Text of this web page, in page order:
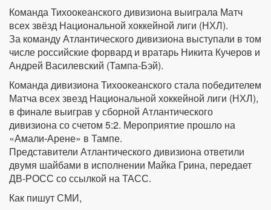
Команда Тихоокеанского дивизиона выиграла Матч
всех звёзд Национальной хоккейной лиги (НХЛ).
За команду Атлантического дивизиона выступали в том
числе российские форвард и вратарь Никита Кучеров и
Андрей Василевский (Тампа-Бэй).
Команда дивизиона Тихоокеанского стала победителем
Матча всех звезд Национальной хоккейной лиги (НХЛ),
в финале выиграв у сборной Атлантического
дивизиона со счетом 5:2. Мероприятие прошло на
«Амали-Арене» в Тампе.
Представители Атлантического дивизиона ответили
двумя шайбами в исполнении Майка Грина, передает
ДВ-РОСС со ссылкой на ТАСС.
Как пишут СМИ,